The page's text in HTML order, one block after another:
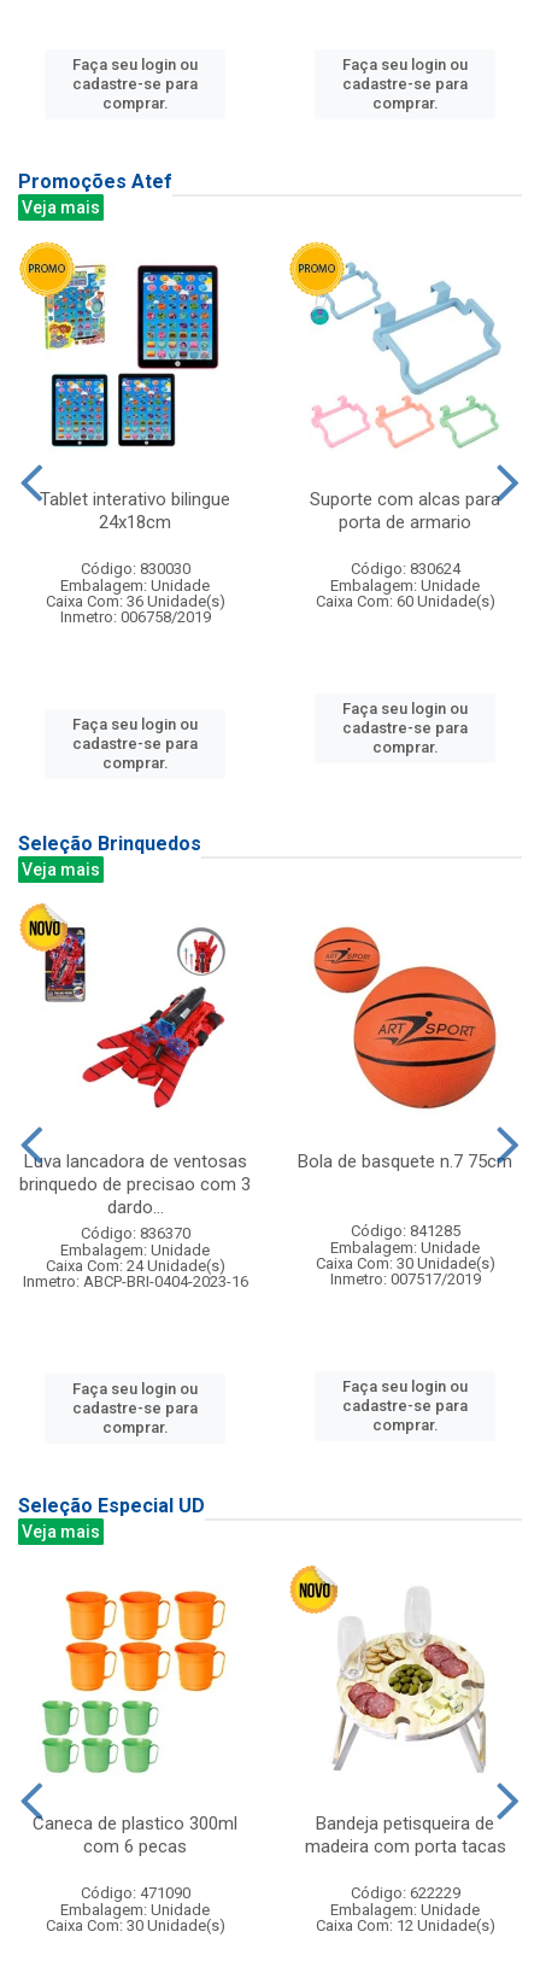
Faça seu login ou
cadastre-se para
comprar.
Faça seu login ou
cadastre-se para
comprar.
Promoções Atef
Veja mais
Tablet interativo bilingue
24x18cm
Código: 830030
Embalagem: Unidade
Caixa Com: 36 Unidade(s)
Inmetro: 006758/2019
Faça seu login ou
cadastre-se para
comprar.
Suporte com alcas para
porta de armario
Código: 830624
Embalagem: Unidade
Caixa Com: 60 Unidade(s)
Faça seu login ou
cadastre-se para
comprar.
Seleção Brinquedos
Veja mais
Luva lancadora de ventosas
brinquedo de precisao com 3
dardo...
Código: 836370
Embalagem: Unidade
Caixa Com: 24 Unidade(s)
Inmetro: ABCP-BRI-0404-2023-16
Faça seu login ou
cadastre-se para
comprar.
Bola de basquete n.7 75cm
Código: 841285
Embalagem: Unidade
Caixa Com: 30 Unidade(s)
Inmetro: 007517/2019
Faça seu login ou
cadastre-se para
comprar.
Seleção Especial UD
Veja mais
Caneca de plastico 300ml
com 6 pecas
Código: 471090
Embalagem: Unidade
Caixa Com: 30 Unidade(s)
Bandeja petisqueira de
madeira com porta tacas
Código: 622229
Embalagem: Unidade
Caixa Com: 12 Unidade(s)